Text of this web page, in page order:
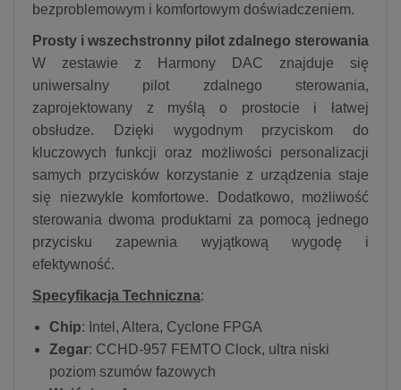
bezproblemowym i komfortowym doświadczeniem.
Prosty i wszechstronny pilot zdalnego sterowania
W zestawie z Harmony DAC znajduje się
uniwersalny pilot zdalnego sterowania,
zaprojektowany z myślą o prostocie i łatwej
obsłudze. Dzięki wygodnym przyciskom do
kluczowych funkcji oraz możliwości personalizacji
samych przycisków korzystanie z urządzenia staje
się niezwykle komfortowe. Dodatkowo, możliwość
sterowania dwoma produktami za pomocą jednego
przycisku zapewnia wyjątkową wygodę i
efektywność.
Specyfikacja Techniczna:
Chip: Intel, Altera, Cyclone FPGA
Zegar: CCHD-957 FEMTO Clock, ultra niski
poziom szumów fazowych